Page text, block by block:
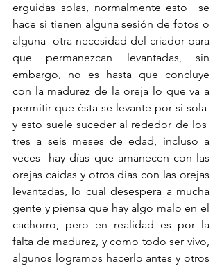
erguidas solas, normalmente esto  se
hace si tienen alguna sesión de fotos o
alguna  otra necesidad del criador para
que permanezcan levantadas, sin
embargo, no es hasta que concluye
con la madurez de la oreja lo que va a
permitir que ésta se levante por sí sola
y esto suele suceder al rededor de los
tres a seis meses de edad, incluso a
veces  hay días que amanecen con las
orejas caídas y otros días con las orejas
levantadas, lo cual desespera a mucha
gente y piensa que hay algo malo en el
cachorro, pero en realidad es por la
falta de madurez, y como todo ser vivo,
algunos logramos hacerlo antes y otros